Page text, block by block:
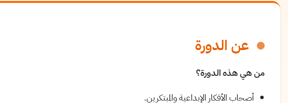
عن الدورة
من هي هذه الدورة؟
أصحاب الأفكار الإبداعية والمبتكرين.